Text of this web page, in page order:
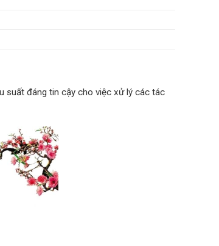
suất đáng tin cậy cho việc xử lý các tác